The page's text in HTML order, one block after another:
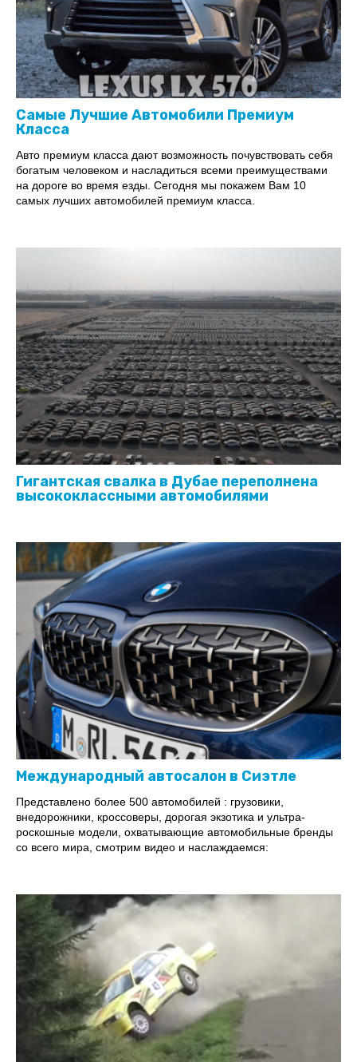
Самые Лучшие Автомобили Премиум
Класса
Авто премиум класса дают возможность почувствовать себя
богатым человеком и насладиться всеми преимуществами
на дороге во время езды. Сегодня мы покажем Вам 10
самых лучших автомобилей премиум класса.
Гигантская свалка в Дубае переполнена
высококлассными автомобилями
Международный автосалон в Сиэтле
Представлено более 500 автомобилей : грузовики,
внедорожники, кроссоверы, дорогая экзотика и ультра-
роскошные модели, охватывающие автомобильные бренды
со всего мира, смотрим видео и наслаждаемся: